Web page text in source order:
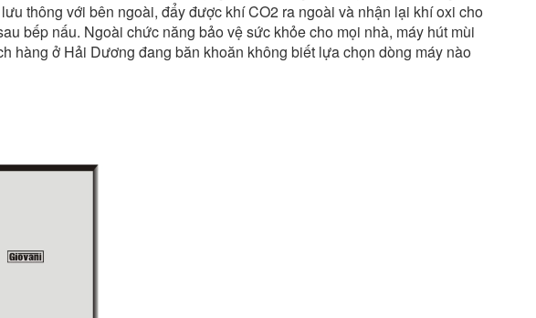
thông với bên ngoài, đẩy được khí CO2 ra ngoài và nhận lại khí oxi cho
bếp nấu. Ngoài chức năng bảo vệ sức khỏe cho mọi nhà, máy hút mùi
hàng ở Hải Dương đang băn khoăn không biết lựa chọn dòng máy nào